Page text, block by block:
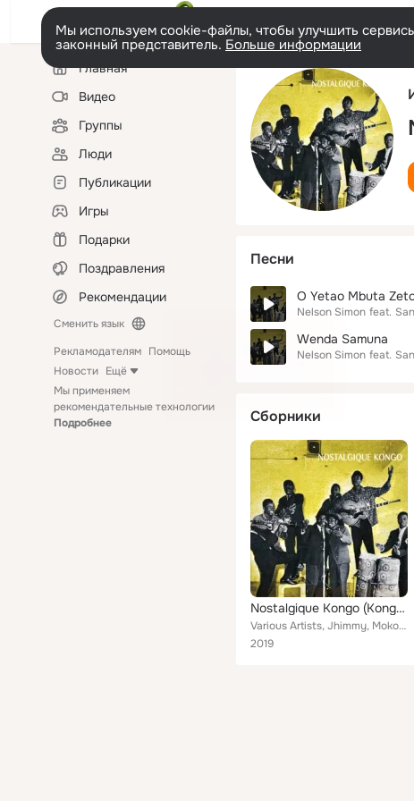
Мы используем cookie-файлы, чтобы улучшить
законный представитель. Больше информации
Левая
колонкаГлавная
Видео
Группы
Люди
Публикации
Игры
Подарки
Поздравления
Рекомендации
Сменить язык
Рекламодателям Помощь
Новости Ещё
Мы применяем
рекомендательные технологии
Подробнее
Песни
O Yetao Mbuta
Nelson Simon feat.
Wenda Samuna
Nelson Simon feat.
Сборники
Nostalgique Kongo (Kongo Roots: 1950-1960)
Various Artists, Jhimmy, Mokoko & Bosele, Bukasa Léon, Adou Elanga, Wendo, Gustave Dalle, Nelson Simon, Camille Feruzi, Camille ...
2019